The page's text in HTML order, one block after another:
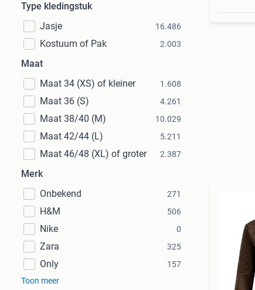
Type kledingstuk
Jasje
16.486
Kostuum of Pak 2.003
Maat
Maat 34 (XS) of kleiner
1.608
Maat 36 (S) 4.261
Maat 38/40 (M) 10.029
Maat 42/44 (L) 5.211
Maat 46/48 (XL) of groter 2.387
Merk
Onbekend
271
H&M 506
Nike 0
Zara 325
Only
157
Toon meer